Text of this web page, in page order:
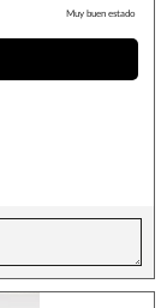
Muy buen estado